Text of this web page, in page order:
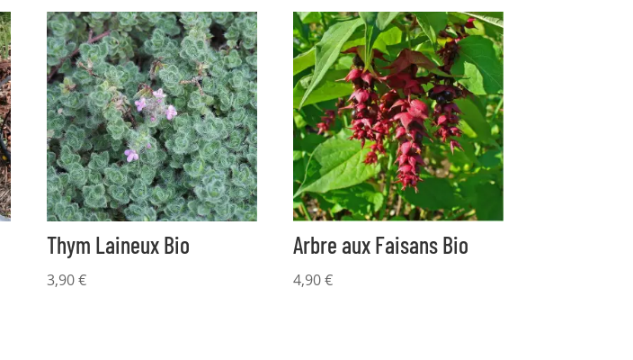
Thym Laineux Bio
3,90€
Arbre aux Faisans Bio
4,90€